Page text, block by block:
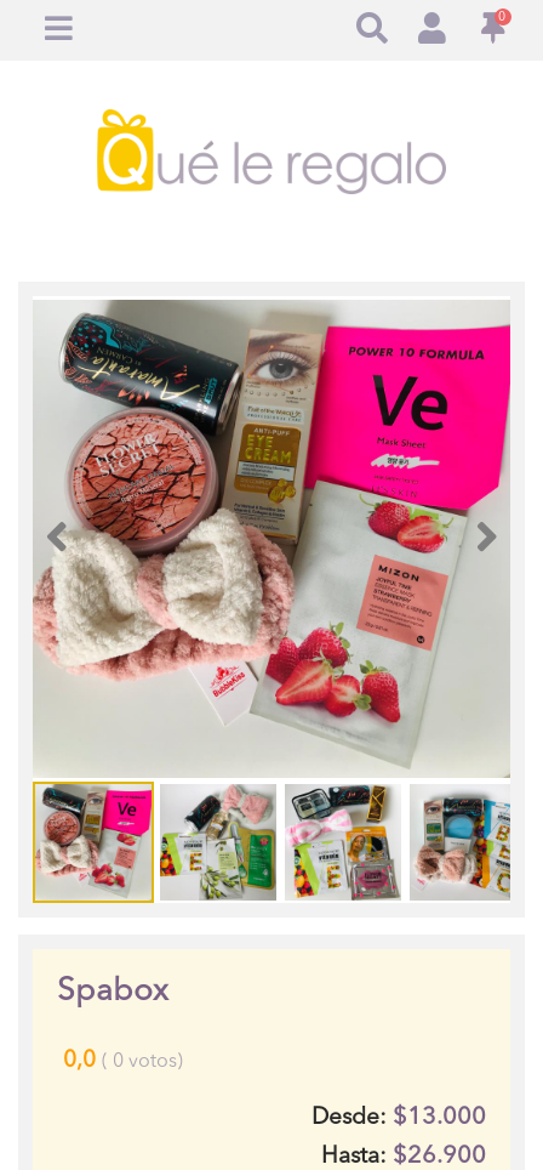
0
Anterior
Spabox
0,0 ( 0 votos)
Desde: $13.000
Hasta: $26.900